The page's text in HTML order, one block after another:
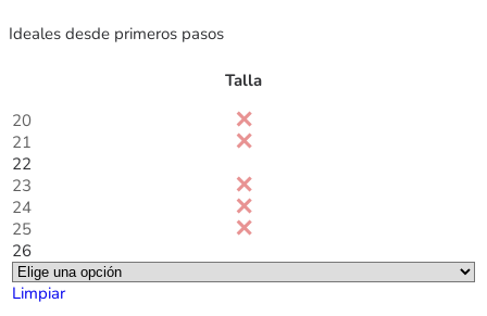
Ideales desde primeros pasos
Talla
20
21
22
23
24
25
26
Limpiar